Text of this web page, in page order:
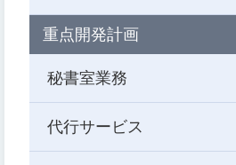
重点開発計画
秘書室業務
代行サービス